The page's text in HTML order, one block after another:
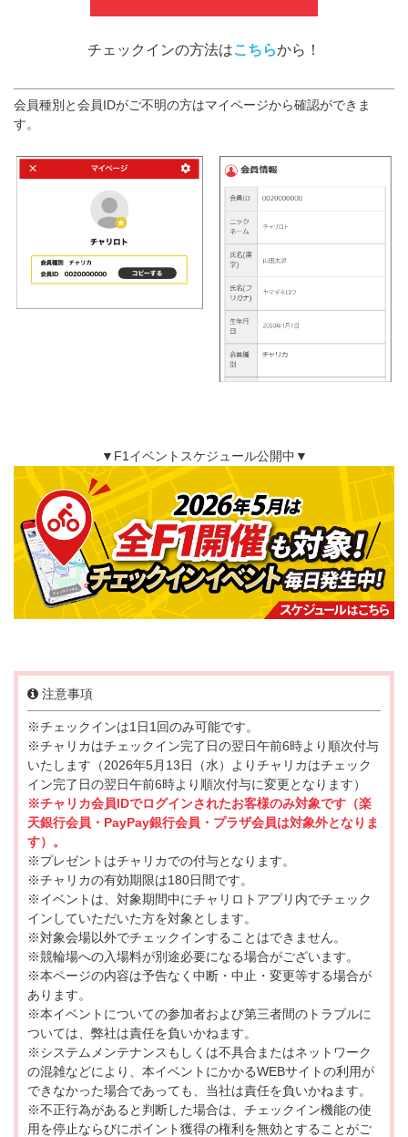
チェックインの方法はこちらから！
会員種別と会員IDがご不明の方はマイページから確認ができま
す。
▼F1イベントスケジュール公開中▼
注意事項
※チェックインは1日1回のみ可能です。
※チャリカはチェックイン完了日の翌日午前6時より順次付与
いたします（2026年5月13日（水）よりチャリカはチェック
イン完了日の翌日午前6時より順次付与に変更となります）
※チャリカ会員IDでログインされたお客様のみ対象です（楽
天銀行会員・PayPay銀行会員・プラザ会員は対象外となりま
す）。
※プレゼントはチャリカでの付与となります。
※チャリカの有効期限は180日間です。
※イベントは、対象期間中にチャリロトアプリ内でチェック
インしていただいた方を対象とします。
※対象会場以外でチェックインすることはできません。
※競輪場への入場料が別途必要になる場合がございます。
※本ページの内容は予告なく中断・中止・変更等する場合が
あります。
※本イベントについての参加者および第三者間のトラブルに
ついては、弊社は責任を負いかねます。
※システムメンテナンスもしくは不具合またはネットワーク
の混雑などにより、本イベントにかかるWEBサイトの利用が
できなかった場合であっても、当社は責任を負いかねます。
※不正行為があると判断した場合は、チェックイン機能の使
用を停止ならびにポイント獲得の権利を無効とすることがご